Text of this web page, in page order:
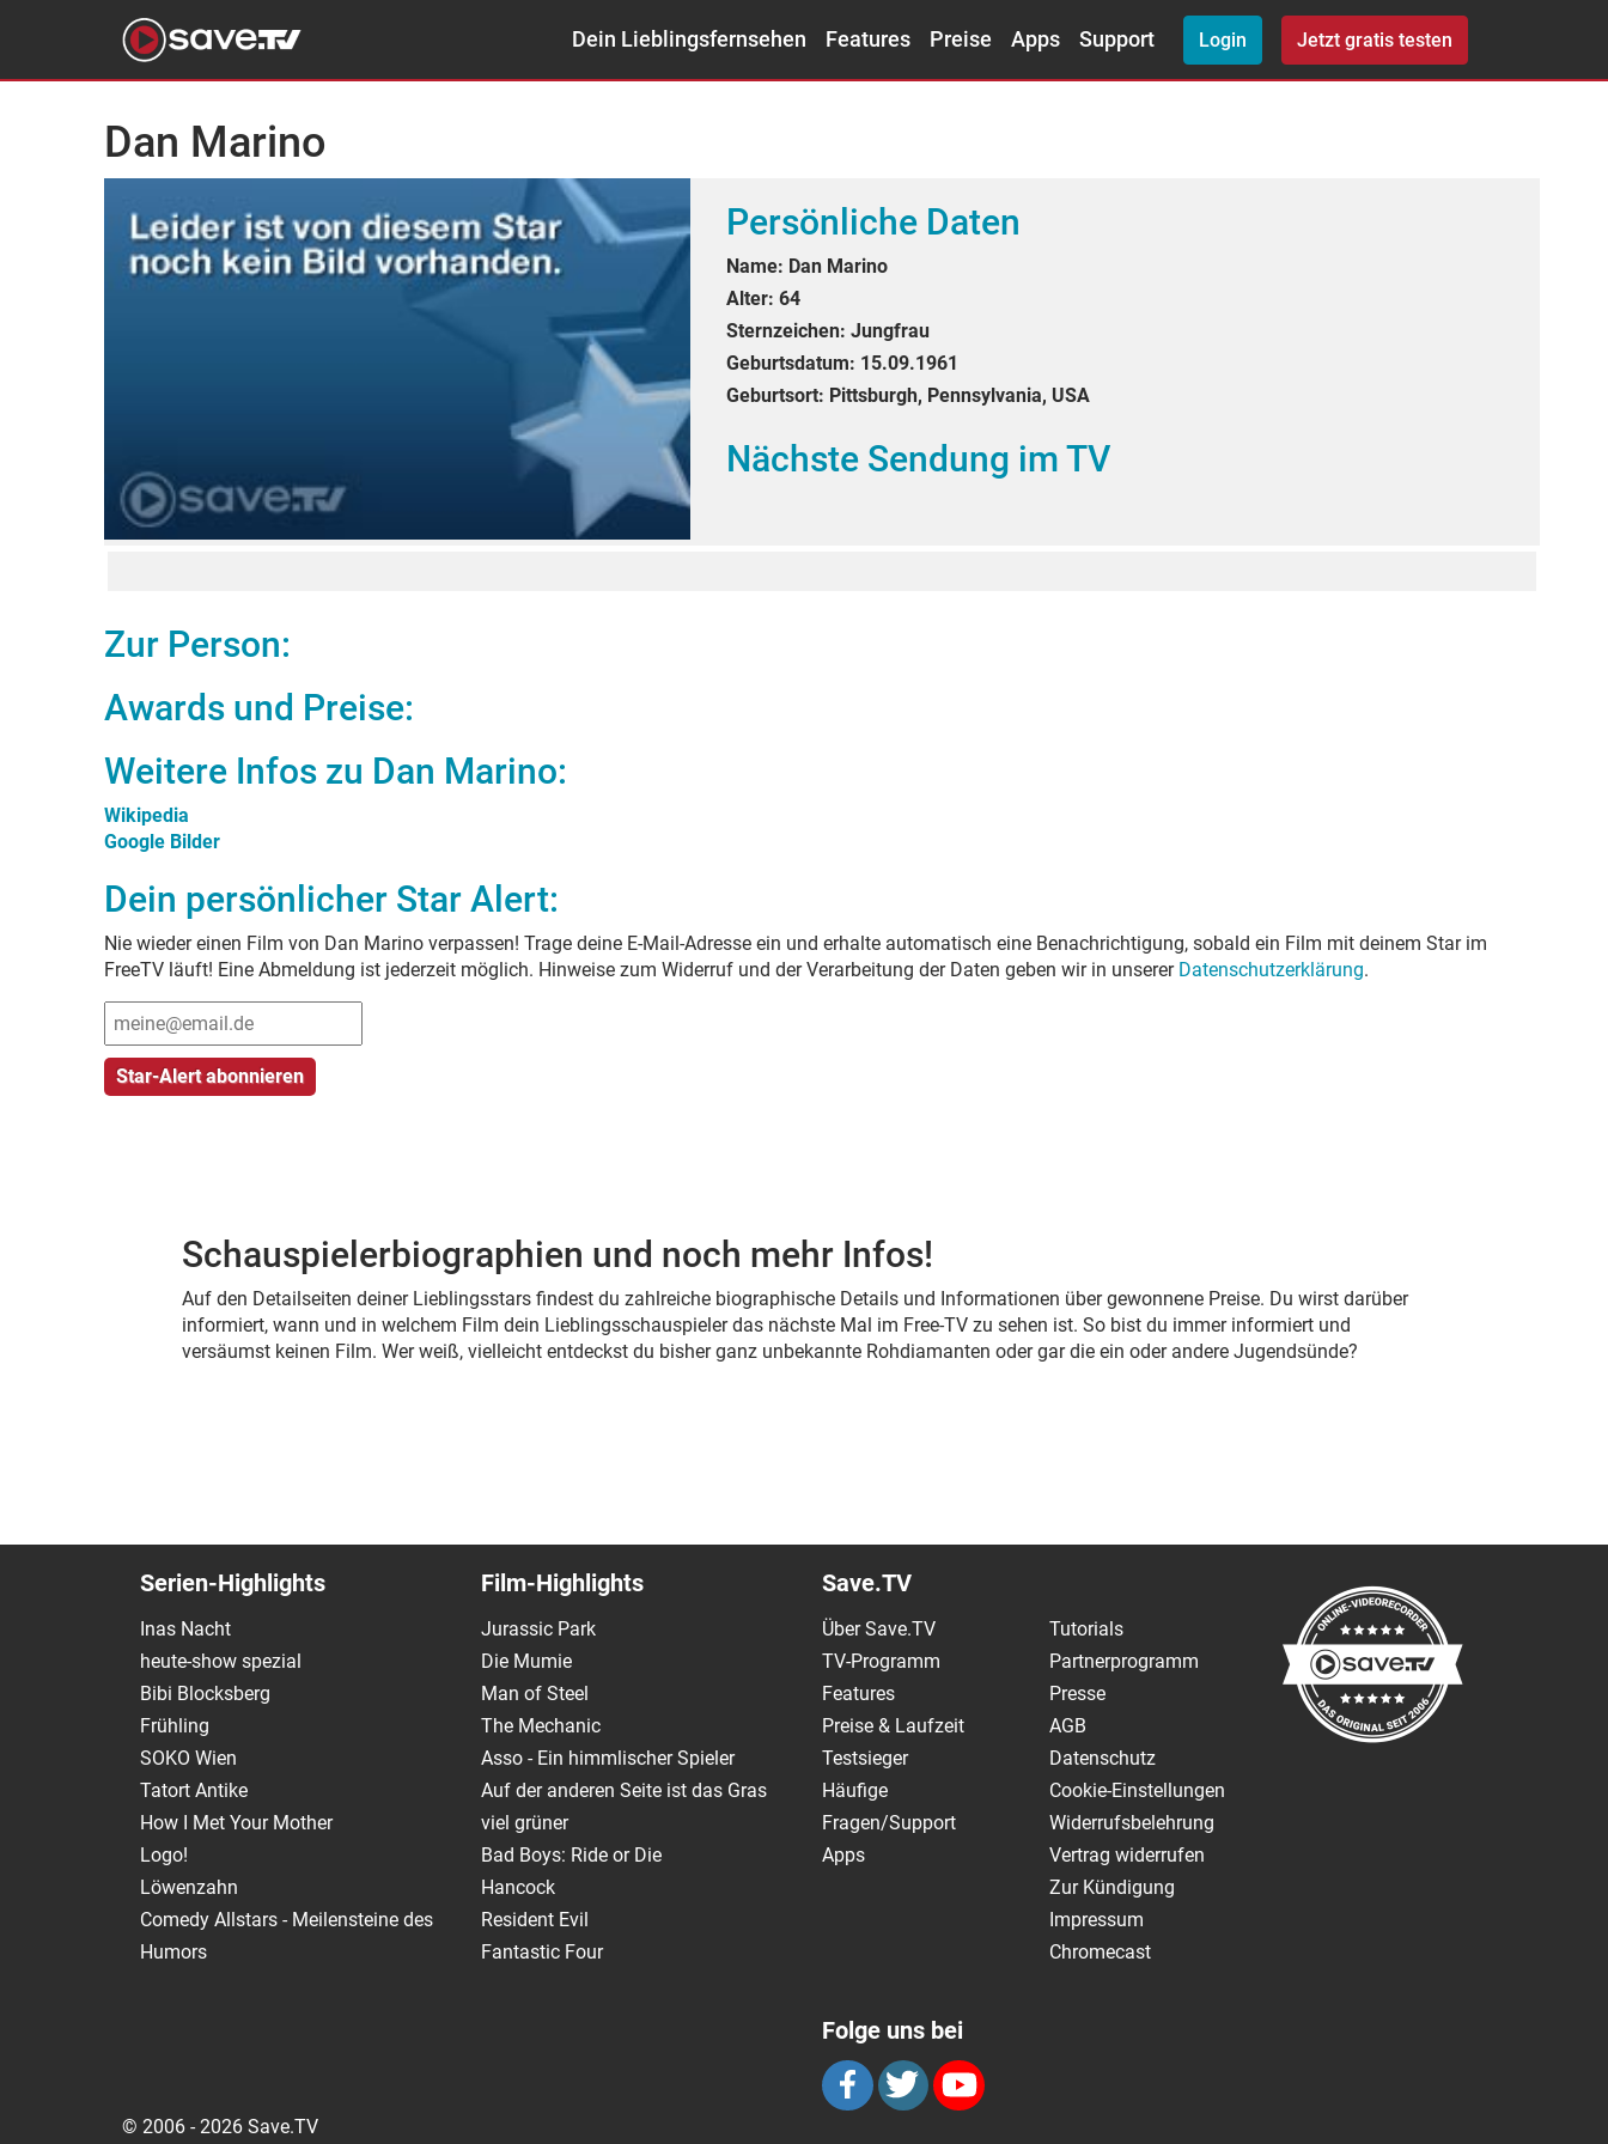
Dein Lieblingsfernsehen Features Preise Apps Support Login Jetzt gratis testen
Dan Marino
Persönliche Daten
Name: Dan Marino
Alter: 64
Sternzeichen: Jungfrau
Geburtsdatum: 15.09.1961
Geburtsort: Pittsburgh, Pennsylvania, USA
Nächste Sendung im TV
Zur Person:
Awards und Preise:
Weitere Infos zu Dan Marino:
Wikipedia
Google Bilder
Dein persönlicher Star Alert:
Nie wieder einen Film von Dan Marino verpassen! Trage deine E-Mail-Adresse ein und erhalte automatisch eine Benachrichtigung, sobald ein Film mit deinem Star im
FreeTV läuft! Eine Abmeldung ist jederzeit möglich. Hinweise zum Widerruf und der Verarbeitung der Daten geben wir in unserer Datenschutzerklärung.
Schauspielerbiographien und noch mehr Infos!
Auf den Detailseiten deiner Lieblingsstars findest du zahlreiche biographische Details und Informationen über gewonnene Preise. Du wirst darüber
informiert, wann und in welchem Film dein Lieblingsschauspieler das nächste Mal im Free-TV zu sehen ist. So bist du immer informiert und
versäumst keinen Film. Wer weiß, vielleicht entdeckst du bisher ganz unbekannte Rohdiamanten oder gar die ein oder andere Jugendsünde?
Serien-Highlights
Inas Nacht
heute-show spezial
Bibi Blocksberg
Frühling
SOKO Wien
Tatort Antike
How I Met Your Mother
Logo!
Löwenzahn
Comedy Allstars - Meilensteine des
Humors
Film-Highlights
Jurassic Park
Die Mumie
Man of Steel
The Mechanic
Asso - Ein himmlischer Spieler
Auf der anderen Seite ist das Gras
viel grüner
Bad Boys: Ride or Die
Hancock
Resident Evil
Fantastic Four
Save.TV
Über Save.TV
TV-Programm
Features
Preise & Laufzeit
Testsieger
Häufige
Fragen/Support
Apps
Tutorials
Partnerprogramm
Presse
AGB
Datenschutz
Cookie-Einstellungen
Widerrufsbelehrung
Vertrag widerrufen
Zur Kündigung
Impressum
Chromecast
Folge uns bei
© 2006 - 2026 Save.TV